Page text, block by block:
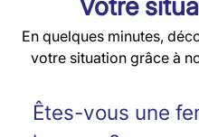
Votre
En quelques minutes,
votre situation grâce à